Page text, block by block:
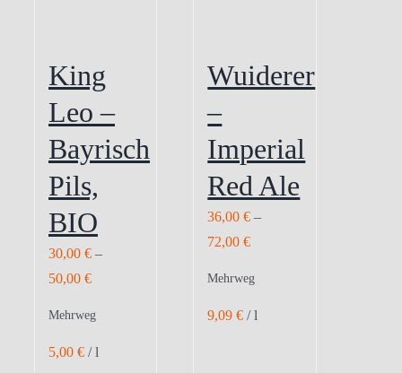
King
Leo –
Bayrisch
Pils,
BIO
30,00 € –
50,00 €
Mehrweg
5,00 € /l
Wuiderer
–
Imperial
Red Ale
36,00€ –
72,00€
Mehrweg
9,09€ /l